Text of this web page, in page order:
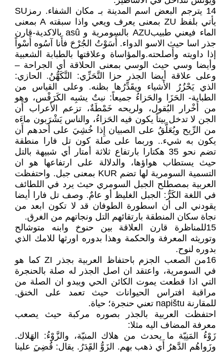
14 يترجم البعض اسم المدينة بـ مكان الشفاء. رمزSU
يأتي بلفظ ZU بمعنى يعرف ويعي واذا سبقته A بمعنى
الماء فيعني طبيبAZU بالسومرية و asû بالاكدية-قارن
جذر اسا حيث الاسو الدواء. أَسَوْتُ الجُرْحَ فأَنا آسُوه أَسْواً
إذا داويته وأَصلحته.والمؤاساة وعلاقتها بالطبابة الشعبية
وأيضا وسي حيث الوسي بمعنى الحلاقة أي الجراحة –
وعلى علاقة أيضا الجذر حزا التَّحَزِّي: التَّكَهُّنُ. الحازي:
الذي يَحْزُرُ الأَشياء ويقَدِّرُها بظنه. وعلى القياس من
الطبابة- الحَزَا والحَزاءُ جميعاً: نبتٌ يشبِه الكَرَفْس، وهو
من أَخْرار البُقول، ولريحه خَمْطَةٌ، تزعم الأَعراب أَن
الجن لا تدخل بيتاً يكون فيه الحَزاءُ، والناس يَشْرَبون ماءَه
من الرِّيح ويُعَلَّقُ على الصبيان إِذا خُشِيَ على أَحدهم أَن
يكون به شيء.. وربما على صلة كون تل فارا منطقة
تضم نحو 35 هكتارا بارتفاع ثلاثة أمتار أي شبيهة بالتل
حيث يستطاب هواؤها، والدلالة على ارتفاعها هو ان
التسمية السومرية لها تضم KUR بمعنى جبل. واحتفظت
العربية بمصطلح الجبل السومري حيث يرد في اللطائف
في اللغة الكَرُّ: الجبل الغليظ أو عامٌ. وصف تل فارا أيضا
يقودني الى أن اسطورة الطوفان قد لا تكون ابعد من
نجاة سكان المنطقة بارتقائهم التل ونجاتهم من الغرق.
15للمناظرة قارن العلاقة بين حنوخ وابنه متوشالح
وتوريثه المعرفة والحكمة وهذا بدوره اورثها للامك الذي
بدوره لنوح.
16من الصعب الجزم باحتفاظ العربية بجذر ZI كما هو
في السومرية، واعتقد ان اصل الجذر له صلة بالحنجرة
التي اذا قطعت يموت الكائن الحي ويبدو ان الصلة من
مراقبة افتراس الحيوانات حيث تعمد على الخنق.
للمقارنة napištu تعني حنجرة؛ حياة.
احتفظت العربية بالجذر بصوره مركبة حيث يصعب
معرفة المضاف اليه مثلا:
زَوْءُ المَنِيّة ما يحدث من هلاك المنيّة، والزَّوْءُ: الهَلاك.
وزَواهُم الدَّهرُ أَي ذهب بهم. الزَوُّ القَدَرُ. يقال: قُضِيَ علينا